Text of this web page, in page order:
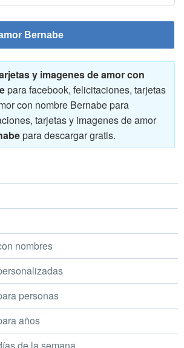
Bernabe
y imagenes de amor con
para facebook, felicitaciones, tarjetas
con nombre Bernabe para
tarjetas y imagenes de amor
para descargar gratis.
nombres
personas
años